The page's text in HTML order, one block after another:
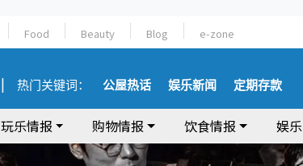
Food Beauty Blog e-zone
热门关键词： 公屋热话 娱乐新闻 定期存款
玩乐情报 购物情报 饮食情报 娱乐